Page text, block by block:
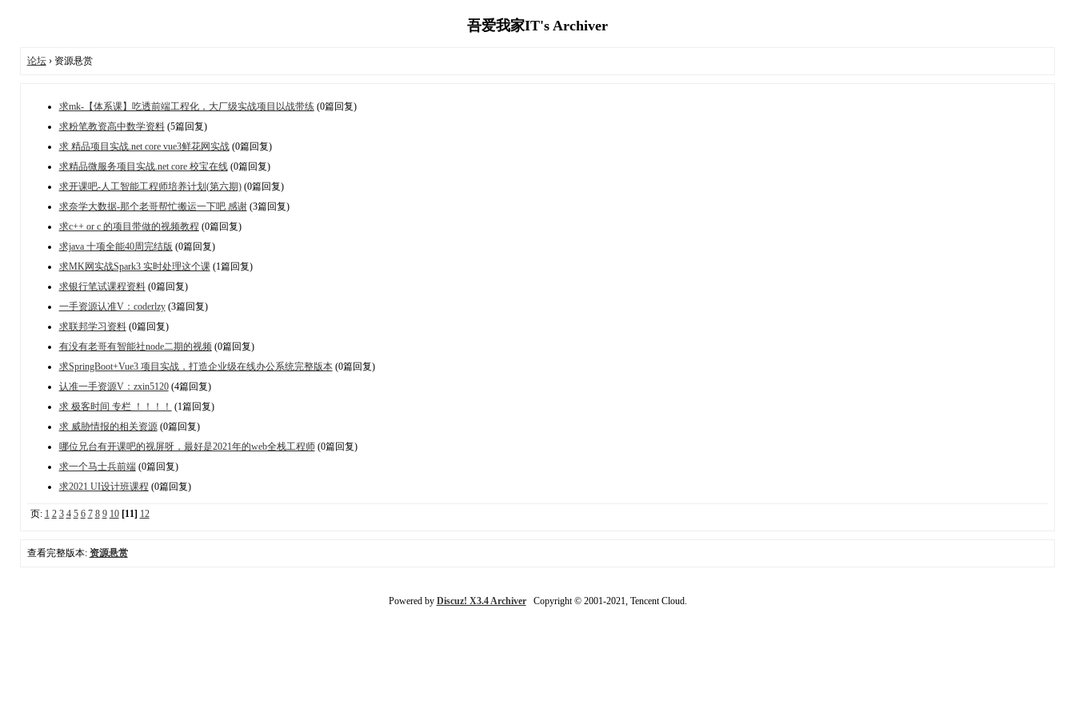
吾爱我家IT's Archiver
论坛› 资源悬赏
求mk-【体系课】吃透前端工程化，大厂级实战项目以战带练(0篇回复)
求粉笔教资高中数学资料(5篇回复)
求 精品项目实战.net core vue3鲜花网实战(0篇回复)
求精品微服务项目实战.net core 校宝在线(0篇回复)
求开课吧-人工智能工程师培养计划(第六期)(0篇回复)
求奈学大数据-那个老哥帮忙搬运一下吧 感谢(3篇回复)
求c++ or c 的项目带做的视频教程 (0篇回复)
求java 十项全能40周完结版 (0篇回复)
求MK网实战Spark3 实时处理这个课(1篇回复)
求银行笔试课程资料(0篇回复)
一手资源认准V：coderlzy(3篇回复)
求联邦学习资料(0篇回复)
有没有老哥有智能社node二期的视频(0篇回复)
求SpringBoot+Vue3 项目实战，打造企业级在线办公系统完整版本(0篇回复)
认准一手资源V：zxin5120(4篇回复)
求 极客时间 专栏 ！！！！ (1篇回复)
求 威胁情报的相关资源(0篇回复)
哪位兄台有开课吧的视屏呀，最好是2021年的web全栈工程师(0篇回复)
求一个马士兵前端(0篇回复)
求2021 UI设计班课程 (0篇回复)
页: 1 2 3 4 5 6 7 8 9 10 [11] 12
查看完整版本: 资源悬赏
Powered by Discuz! X3.4 ArchiverCopyright © 2001-2021, Tencent Cloud.